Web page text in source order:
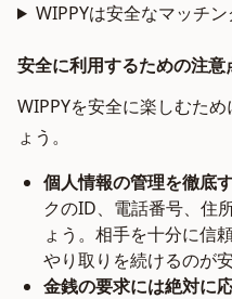
WIPPYは安全なマッチ
安全に利用するための注意
WIPPYを安全に楽しむた
ょう。
個人情報の管理を徹底
クのID、電話番号、住
ょう。相手を十分に信
やり取りを続けるのが安
金銭の要求には絶対に